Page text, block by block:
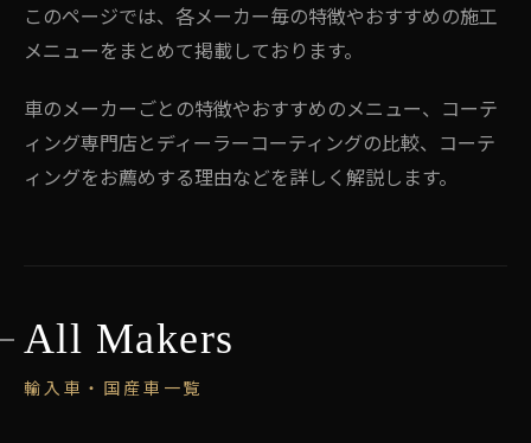
このページでは、各メーカー毎の特徴やおすすめの施工
メニューをまとめて掲載しております。
車のメーカーごとの特徴やおすすめのメニュー、コーテ
ィング専門店とディーラーコーティングの比較、コーテ
ィングをお薦めする理由などを詳しく解説します。
All Makers
輸入車・国産車一覧